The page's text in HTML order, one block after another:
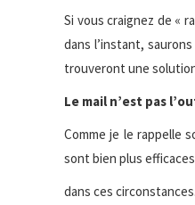
Si vous craignez de «
dans l’instant,
trouveront une
Le mail n’est pas
Comme je le rappelle
sont bien plus efficaces
dans ces